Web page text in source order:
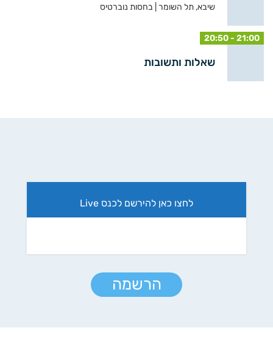
שיבא, תל השומר | בחסות נוברטיס
20:50 - 21:00
שאלות ותשובות
לחצו כאן להירשם לכנס Live
הרשמה